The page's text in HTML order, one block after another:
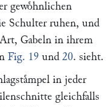
gewoͤhnlichen
Schulter ruhen, und
Gabeln in ihrem
Fig. 19 und 20. sieht.
in jeder
gleichfalls